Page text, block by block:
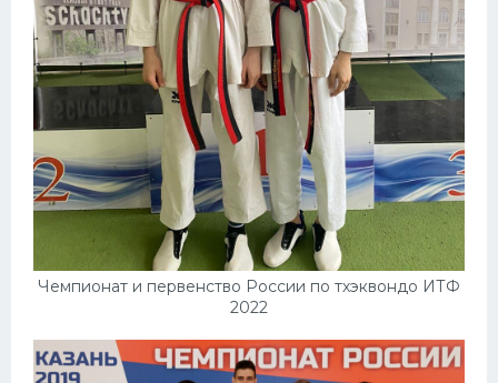
Чемпионат и первенство России по тхэквондо ИТФ
2022